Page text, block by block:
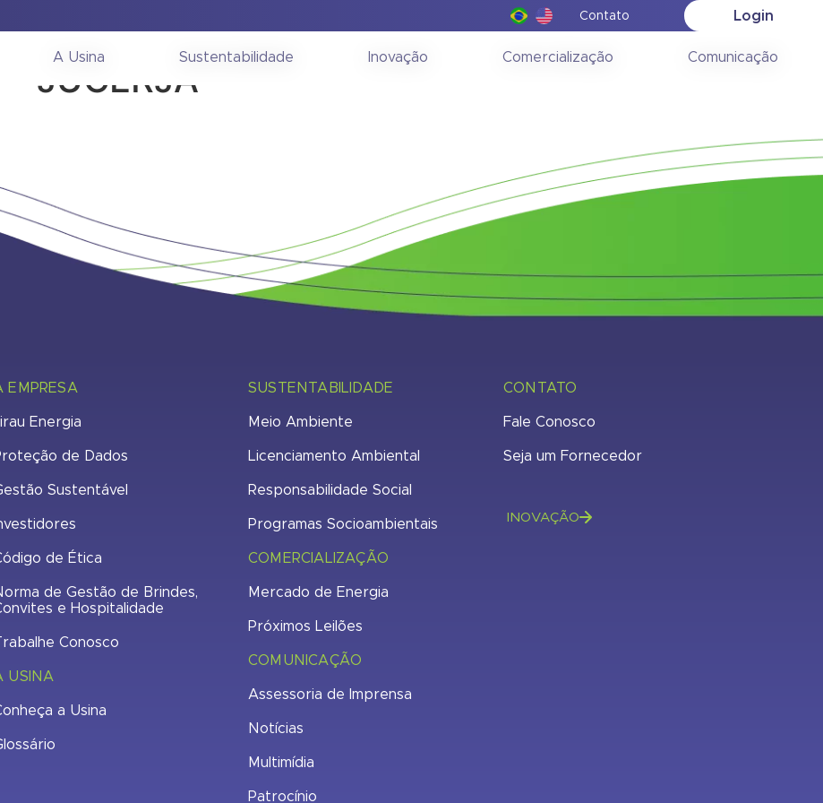
Contato Login
A Usina Sustentabilidade Inovação Comercialização Comunicação
de Administração
JUCERJA
EMPRESA
Energia
de Dados
Sustentável
de Ética
de Gestão de Brindes,
e Hospitalidade
Conosco
USINA
a Usina
SUSTENTABILIDADE
Meio Ambiente
Licenciamento Ambiental
Responsabilidade Social
Programas Socioambientais
COMERCIALIZAÇÃO
Mercado de Energia
Próximos Leilões
COMUNICAÇÃO
Assessoria de Imprensa
Notícias
Multimídia
Patrocínio
CONTATO
Fale Conosco
Seja um Fornecedor
INOVAÇÃO